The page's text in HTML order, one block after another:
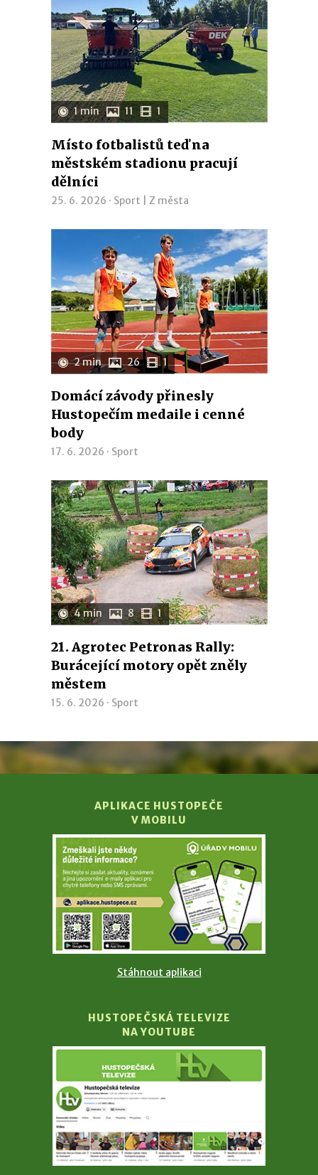
1 min 11 1
Místo fotbalistů teď na
městském stadionu pracují
dělníci
25. 6. 2026 · Sport Z města
2 min 26 1
Domácí závody přinesly
Hustopečím medaile i cenné
body
17. 6. 2026 · Sport
4 min 8 1
21. Agrotec Petronas Rally:
Burácející motory opět zněly
městem
15. 6. 2026 · Sport
APLIKACE HUSTOPEČE
V MOBILU
Stáhnout aplikaci
HUSTOPEČSKÁ TELEVIZE
NA YOUTUBE